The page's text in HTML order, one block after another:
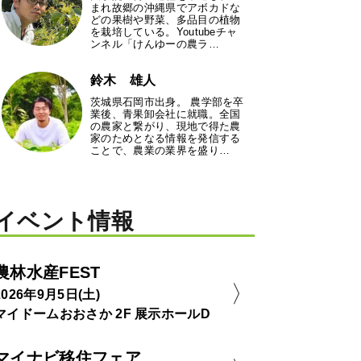
まれ故郷の沖縄県でアボカドな
どの果樹や野菜、多品目の植物
を栽培している。Youtubeチャ
ンネル「けんゆーの農ラ…
鈴木 雄人
茨城県石岡市出身。 農学部を卒
業後、青果卸会社に就職。全国
の農家と繋がり、現地で得た農
家のためとなる情報を発信する
ことで、農業の業界を盛り…
ベント情報
林水産FEST
年9月5日(土)
イドームおおさか 2F 展示ホールD